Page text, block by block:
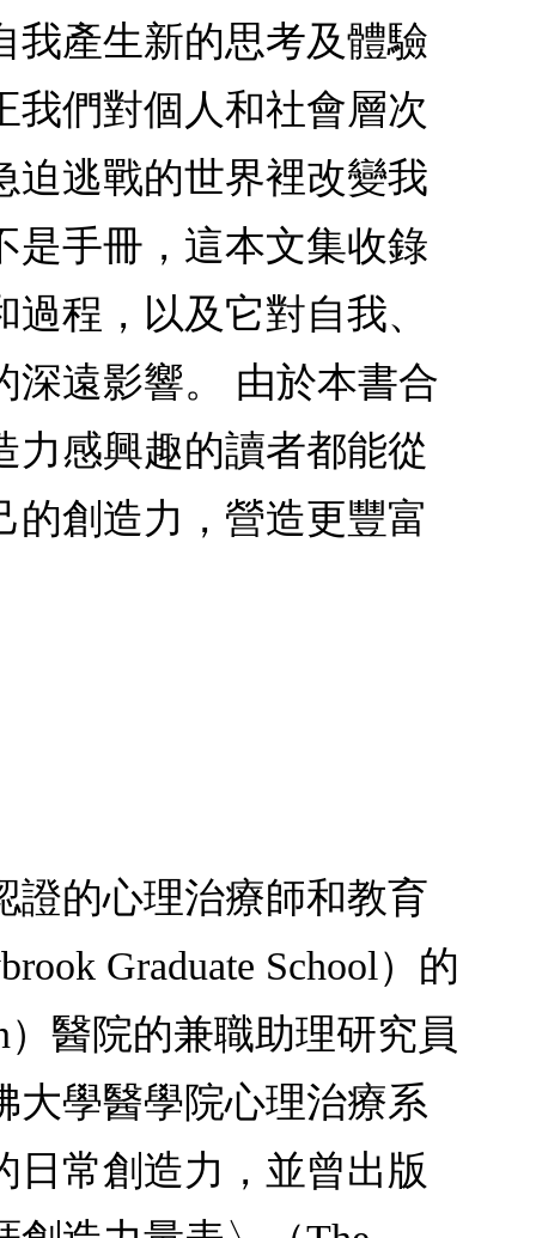
我產生新的思考及體驗
我們對個人和社會層次
迫逃戰的世界裡改變我
是手冊，這本文集收錄
程，以及它對自我、
深遠影響。 由於本書合
力感興趣的讀者都能從
的創造力，營造更豐富
證的心理治療師和教育
Graduate School）的
醫院的兼職助理研究員
大學醫學院心理治療系
日常創造力，並曾出版